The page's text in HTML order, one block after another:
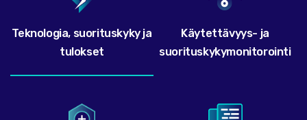
Teknologia, suorituskyky ja
tulokset
Käytettävyys- ja
suorituskykymonitorointi